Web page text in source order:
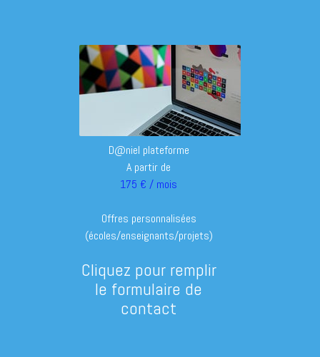
D@niel plateforme
A partir de
175 € / mois
Offres personnalisées
(écoles/enseignants/projets)
Cliquez pour remplir
le formulaire de
contact